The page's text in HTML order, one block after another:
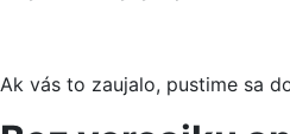
Ak vás to zaujalo, pustime sa